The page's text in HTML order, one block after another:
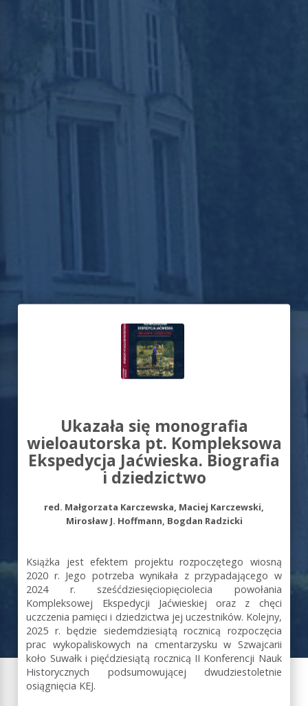
Ukazała się monografia
wieloautorska pt. Kompleksowa
Ekspedycja Jaćwieska. Biografia
i dziedzictwo
red. Małgorzata Karczewska, Maciej Karczewski,
Mirosław J. Hoffmann, Bogdan Radzicki
Książka jest efektem projektu rozpoczętego wiosną
2020 r. Jego potrzeba wynikała z przypadającego w
2024 r. sześćdziesięciopięciolecia powołania
Kompleksowej Ekspedycji Jaćwieskiej oraz z chęci
uczczenia pamięci i dziedzictwa jej uczestników. Kolejny,
2025 r. będzie siedemdziesiątą rocznicą rozpoczęcia
prac wykopaliskowych na cmentarzysku w Szwajcarii
koło Suwałk i pięćdziesiątą rocznicą II Konferencji Nauk
Historycznych podsumowującej dwudziestoletnie
osiągnięcia KEJ.